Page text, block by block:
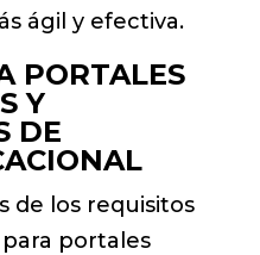
ágil y efectiva.
PORTALES
Y
DE
de los requisitos
portales